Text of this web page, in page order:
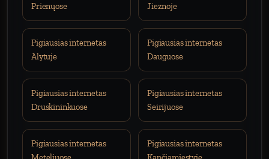
Prienųose
Jieznoje
Pigiausias internetas
Alytuje
Pigiausias internetas
Dauguose
Pigiausias internetas
Druskininkuose
Pigiausias internetas
Seirijuose
Pigiausias internetas
Pigiausias internetas